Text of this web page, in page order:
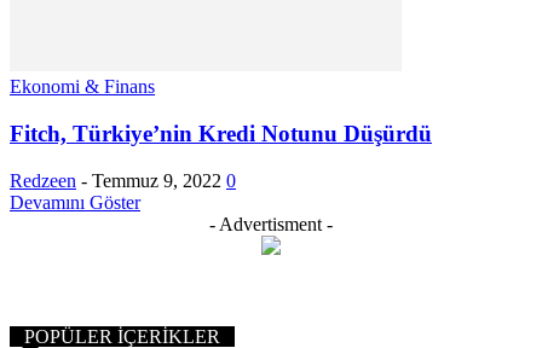
Ekonomi & Finans
Fitch, Türkiye’nin Kredi Notunu Düşürdü
Redzeen - Temmuz 9, 2022 0
Devamını Göster
- Advertisment -
POPÜLER İÇERIKLER